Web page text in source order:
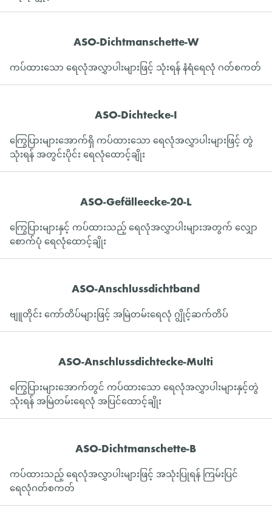
ASO-Dichtmanschette-W
ကပ်ထားသော ရေလုံအလွှာပါးများဖြင့် သုံးရန် နံရံရေလုံ ဂတ်စကတ်
ASO-Dichtecke-I
ကြွေပြားများအောက်ရှိ ကပ်ထားသော ရေလုံအလွှာပါးများဖြင့် တွဲ
သုံးရန် အတွင်းပိုင်း ရေလုံထောင့်ချိုး
ASO-Gefälleecke-20-L
ကြွေပြားများနှင့် ကပ်ထားသည့် ရေလုံအလွှာပါးများအတွက် လျှော
စောက်ပုံ ရေလုံထောင့်ချိုး
ASO-Anschlussdichtband
ဗျူတိုင်း ကော်တိပ်များဖြင့် အမြဲတမ်းရေလုံ ဂျွိုင့်ဆက်တိပ်
ASO-Anschlussdichtecke-Multi
ကြွေပြားများအောက်တွင် ကပ်ထားသော ရေလုံအလွှာပါးများနှင့်တွဲ
သုံးရန် အမြဲတမ်းရေလုံ အပြင်ထောင့်ချိုး
ASO-Dichtmanschette-B
ကပ်ထားသည့် ရေလုံအလွှာပါးများဖြင့် အသုံးပြုရန် ကြမ်းပြင်
ရေလုံဂတ်စကတ်